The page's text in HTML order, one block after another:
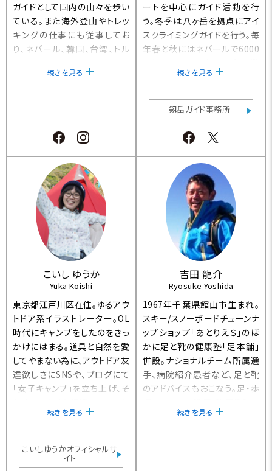
ガイドとして国内の山々を歩い
ている。また海外登山やトレッ
キングの仕事にも従事してお
り、ネパール、韓国、台湾、トル
リア、モンゴル、NZの登山やトレ
通じて、野外で遊ぶことの楽し
みを伝える活動をしている。ア
ウトドア系の雑誌や山の雑誌な
どにも執筆もしている。 【公益
社団法人日本山岳ガイド協会
認定 登山ガイド・日本スノー
ボード協会 スノーボードC級
インストラクター・旅程管理主
任者（総合）・一般社団法人Wil
derness Advanced First Aid
(WAFAアドバンスレベル)】
続きを見る
ートを中心にガイド活動を行
う。冬季は八ヶ岳を拠点にアイ
スクライミングガイドを行う。毎
年春と秋にはネパールで6000
は300を超える。Foxfire黒部
ッシングが楽しくなる。【立山ガ
イド協会会員・立山剱岳方面遭
難対策協議会隊員・公益社団
法人 日本山岳ガイド協会山
岳ガイドステージⅡ・公益社団
法人 日本山岳ガイド協会ス
キーガイドステージⅡ・国際山
岳救助委員会会員（ICAL-CIS
A）・MFAインストラクター・NPO
法人日本プロライフガード協会
救助員・日本山岳会会員・日本
モンブランクラブ会員】
続きを見る
剱岳ガイド事務所
こいし ゆうか
Yuka Koishi
東京都江戸川区在住。ゆるアウ
トドア系イラストレーター。OL
時代にキャンプをしたのをきっ
かけにはまる。道具と自然を愛
してやまない為に、アウトドア友
達欲しさにSNSや、ブログにて
「女子キャンプ」を立ち上げ、そ
った自立した個食個泊スタイル
の「女子キャンプ」イベントを企
画。キャンプをきっかけに、一人
続きを見る
こいしゆうかオフィシャルサ
イト
吉田 龍介
Ryosuke Yoshida
1967年千葉県館山市生まれ。
スキー/スノーボードチューンナ
ップショップ「あとりえＳ」のほ
かに足と靴の健康塾「足本舗」
併設。ナショナルチーム所属選
手、病院紹介患者など、足と靴
のアドバイスもおこなう。足・歩
ほかに、実際にフィールドで「歩
続きを見る